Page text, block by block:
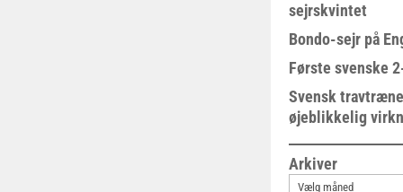
sejrskvintet
Bondo-sejr på
Første svenske
Svensk
øjeblikkelig
Arkiver